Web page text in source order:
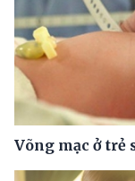
Võng mạc ở